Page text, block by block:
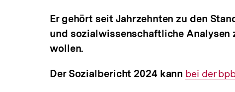
Er gehört seit Jahrzehnten zu den
und sozialwissenschaftliche
wollen.
Der Sozialbericht 2024 kann Interner
bei der